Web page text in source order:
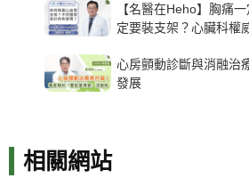
【名醫在Heho】胸痛
定要裝支架？心臟科權
心房顫動診斷與消融治
發展
相關網站